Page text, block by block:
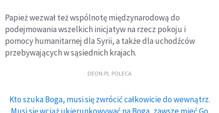
Papież wezwał też wspólnotę międzynarodową do
podejmowania wszelkich inicjatyw na rzecz pokoju i
pomocy humanitarnej dla Syrii, a także dla uchodźców
przebywających w sąsiednich krajach.
DEON.PL POLECA
Kto szuka Boga, musi się zwrócić całkowicie do wewnątrz.